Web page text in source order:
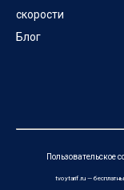
скорости
Блог
Пользовательское
tvoytarif.ru —